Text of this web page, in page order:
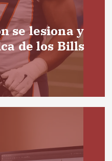
se lesiona y
de los Bills